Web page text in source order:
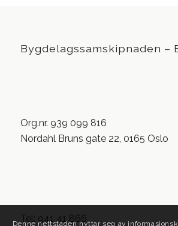
Bygdelagssamskipnaden –
Org.nr. 939 099 816
Nordahl Bruns gate 22, 0165 Oslo
Tel: 941 41 866
Denne nettstaden nyttar seg av